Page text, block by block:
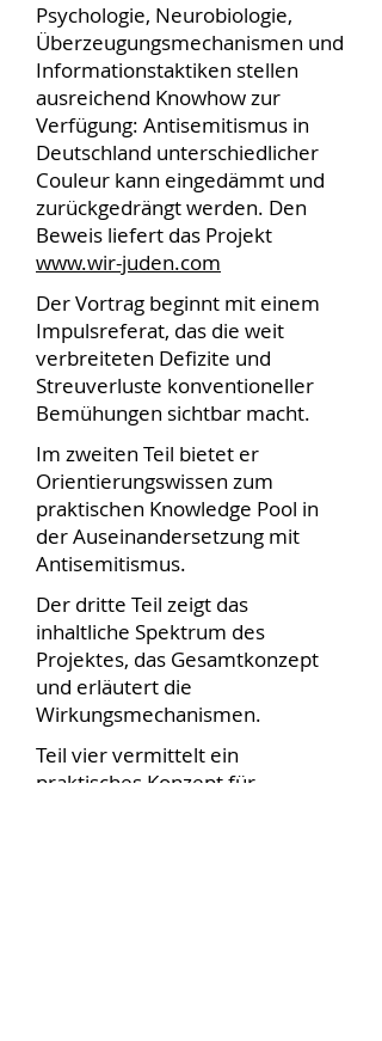
Psychologie, Neurobiologie,
Überzeugungsmechanismen und
Informationstaktiken stellen
ausreichend Knowhow zur
Verfügung: Antisemitismus in
Deutschland unterschiedlicher
Couleur kann eingedämmt und
zurückgedrängt werden. Den
Beweis liefert das Projekt
www.wir-juden.com
Der Vortrag beginnt mit einem
Impulsreferat, das die weit
verbreiteten Defizite und
Streuverluste konventioneller
Bemühungen sichtbar macht.
Im zweiten Teil bietet er
Orientierungswissen zum
praktischen Knowledge Pool in
der Auseinandersetzung mit
Antisemitismus.
Der dritte Teil zeigt das
inhaltliche Spektrum des
Projektes, das Gesamtkonzept
und erläutert die
Wirkungsmechanismen.
Teil vier vermittelt ein
praktisches Konzept für